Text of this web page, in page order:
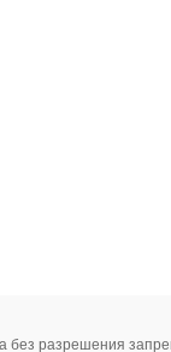
без разрешения